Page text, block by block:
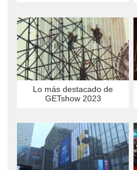
Lo más destacado de
GETshow 2023